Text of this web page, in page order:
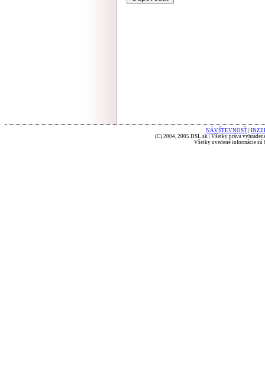
NÁVŠTEVNOSŤ
(C) 2004, 2005 DSL.sk | Všetky práva
Všetky uvedené informácie sú